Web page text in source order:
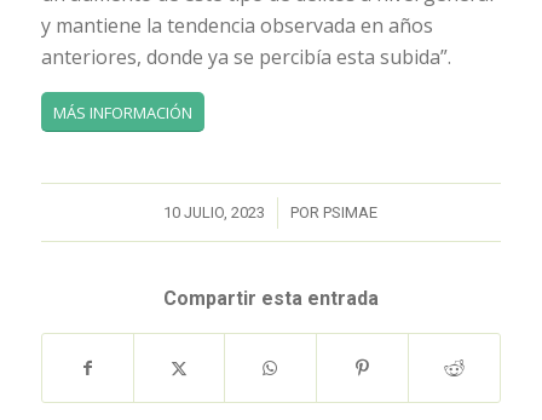
y mantiene la tendencia observada en años
anteriores, donde ya se percibía esta subida”.
MÁS INFORMACIÓN
10 JULIO, 2023
/ PORPSIMAE
Compartir esta entrada